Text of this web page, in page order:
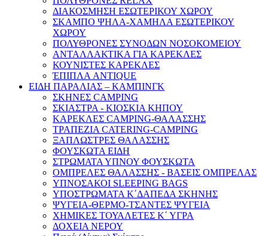
ΔΙΑΚΟΣΜΗΣΗ ΕΣΩΤΕΡΙΚΟΥ ΧΩΡΟΥ
ΣΚΑΜΠΟ ΨΗΛΑ-ΧΑΜΗΛΑ ΕΣΩΤΕΡΙΚΟΥ
ΧΩΡΟΥ
ΠΟΛΥΘΡΟΝΕΣ ΣΥΝΟΔΩΝ ΝΟΣΟΚΟΜΕΙΟΥ
ΑΝΤΑΛΛΑΚΤΙΚΑ ΓΙΑ ΚΑΡΕΚΛΕΣ
ΚΟΥΝΙΣΤΕΣ ΚΑΡΕΚΛΕΣ
ΈΠΙΠΛΑ ANTIQUE
ΕΙΔΗ ΠΑΡΑΛΙΑΣ – ΚΑΜΠΙΝΓΚ
ΣΚΗΝΕΣ CAMPING
ΣΚΙΑΣΤΡΑ - ΚΙΟΣΚΙΑ ΚΗΠΟΥ
ΚΑΡΕΚΛΕΣ CAMPING-ΘΑΛΑΣΣΗΣ
ΤΡΑΠΕΖΙΑ CATERING-CAMPING
ΞΑΠΛΩΣΤΡΕΣ ΘΑΛΑΣΣΗΣ
ΦΟΥΣΚΩΤΑ ΕΙΔΗ
ΣΤΡΩΜΑΤΑ ΥΠΝΟΥ ΦΟΥΣΚΩΤΑ
ΟΜΠΡΕΛΕΣ ΘΑΛΑΣΣΗΣ - ΒΑΣΕΙΣ ΟΜΠΡΕΛΑΣ
ΥΠΝΟΣΑΚΟΙ SLEEPING BAGS
ΥΠΟΣΤΡΩΜΑΤΑ Κ΄ΔΑΠΕΔΑ ΣΚΗΝΗΣ
ΨΥΓΕΙΑ-ΘΕΡΜΟ-ΤΣΑΝΤΕΣ ΨΥΓΕΙΑ
ΧΗΜΙΚΕΣ ΤΟΥΑΛΕΤΕΣ Κ΄ ΥΓΡΑ
ΔΟΧΕΙΑ ΝΕΡΟΥ